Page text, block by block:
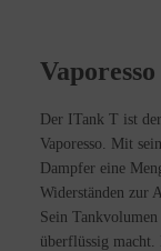
Der ITank T ist
Vaporesso. Mit
Dampfer eine
Widerständen zur
Sein
überflüssig